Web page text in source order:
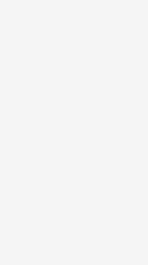
전문 스태프가 실물 상품을 직접
수령 후 7일 이내 신청하시면 상
네, 쿠폰과 적립금을 결제 시 함
상품 상세의 사이즈 정보를 참고
Dior의 우아함과 현대적인 감각이